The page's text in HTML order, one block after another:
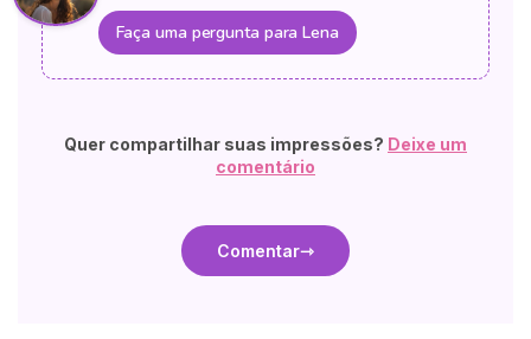
Faça uma pergunta para Lena
Quer compartilhar suas impressões? Deixe um
comentário
Comentar